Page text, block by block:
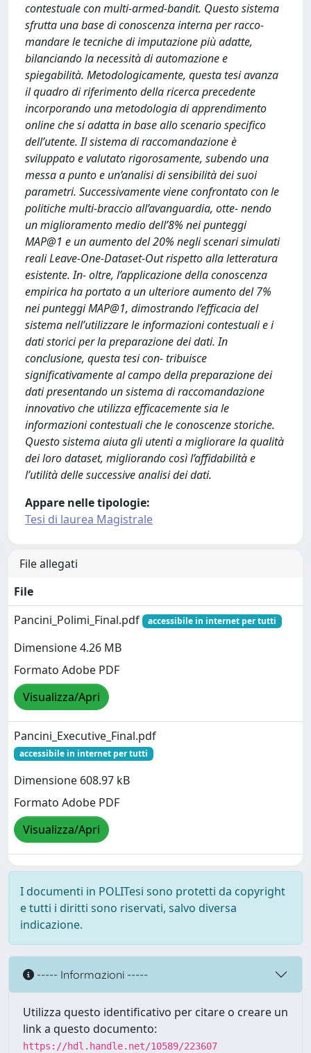
contestuale con multi-armed-bandit. Questo sistema
sfrutta una base di conoscenza interna per racco-
mandare le tecniche di imputazione più adatte,
bilanciando la necessità di automazione e
spiegabilità. Metodologicamente, questa tesi avanza
il quadro di riferimento della ricerca precedente
incorporando una metodologia di apprendimento
online che si adatta in base allo scenario specifico
dell’utente. Il sistema di raccomandazione è
sviluppato e valutato rigorosamente, subendo una
messa a punto e un’analisi di sensibilità dei suoi
parametri. Successivamente viene confrontato con le
politiche multi-braccio all’avanguardia, otte- nendo
un miglioramento medio dell’8% nei punteggi
MAP@1 e un aumento del 20% negli scenari simulati
reali Leave-One-Dataset-Out rispetto alla letteratura
esistente. In- oltre, l’applicazione della conoscenza
empirica ha portato a un ulteriore aumento del 7%
nei punteggi MAP@1, dimostrando l’efficacia del
sistema nell’utilizzare le informazioni contestuali e i
dati storici per la preparazione dei dati. In
conclusione, questa tesi con- tribuisce
significativamente al campo della preparazione dei
dati presentando un sistema di raccomandazione
innovativo che utilizza efficacemente sia le
informazioni contestuali che le conoscenze storiche.
Questo sistema aiuta gli utenti a migliorare la qualità
dei loro dataset, migliorando così l’affidabilità e
l’utilità delle successive analisi dei dati.
Appare nelle tipologie:
Tesi di laurea Magistrale
File allegati
File
Pancini_Polimi_Final.pdf
accessibile in internet per tutti
Dimensione 4.26 MB
Formato Adobe PDF
Visualizza/Apri
Pancini_Executive_Final.pdf
accessibile in internet per tutti
Dimensione 608.97 kB
Formato Adobe PDF
Visualizza/Apri
I documenti in POLITesi sono protetti da copyright
e tutti i diritti sono riservati, salvo diversa
indicazione.
----- Informazioni -----
Utilizza questo identificativo per citare o creare un
link a questo documento:
https://hdl.handle.net/10589/223607